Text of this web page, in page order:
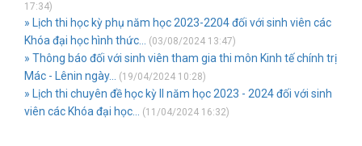
17:34)
» Lịch thi học kỳ phụ năm học 2023-2204 đối với sinh viên các
Khóa đại học hình thức...
(03/08/2024 13:47)
» Thông báo đối với sinh viên tham gia thi môn Kinh tế chính trị
Mác - Lênin ngày...
(19/04/2024 10:28)
» Lịch thi chuyên đề học kỳ II năm học 2023 - 2024 đối với sinh
viên các Khóa đại học...
(11/04/2024 16:32)